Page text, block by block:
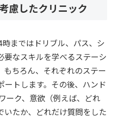
慮したクリニック
時まではドリブル、パス、シ
要なスキルを学べるステーシ
もちろん、それぞれのステー
ートします。その後、ハンド
ーク、意欲（例えば、どれ
いたか、どれだけ質問をした